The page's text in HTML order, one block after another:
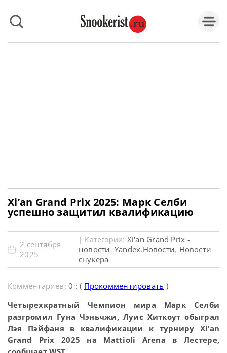
Xi’an Grand Prix 2025: Марк Селби
успешно защитил квалификацию
2 сентября
2025
| Категории: Xi'an Grand Prix -
новости, Yandex.Новости, Новости
снукера
Комментариев:0 : ( Прокомментировать )
Четырехкратный Чемпион мира Марк Селби
разгромил Гуна Чэньчжи, Луис Хиткоут обыграл
Лэя Пэйфаня в квалификации к турниру Xi’an
Grand Prix 2025 на Mattioli Arena в Лестере,